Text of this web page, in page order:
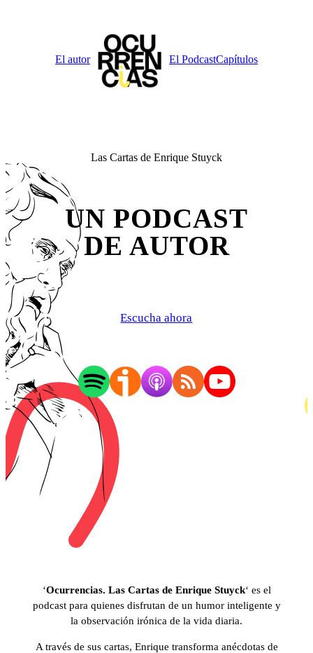
El autor El PodcastCapítulos
Las Cartas de Enrique Stuyck
UN PODCAST
DE AUTOR
Escucha ahora
‘Ocurrencias. Las Cartas de Enrique Stuyck‘ es el
podcast para quienes disfrutan de un humor inteligente y
la observación irónica de la vida diaria.
A través de sus cartas, Enrique transforma anécdotas de